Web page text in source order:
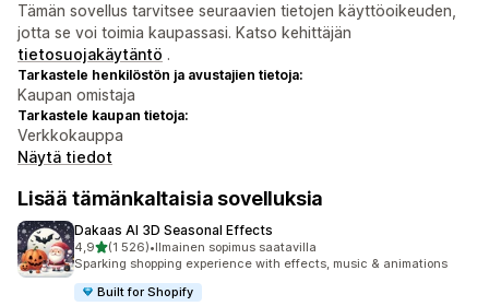
Tämän sovellus tarvitsee seuraavien tietojen käyttöoikeuden,
jotta se voi toimia kaupassasi. Katso kehittäjän
tietosuojakäytäntö .
Tarkastele henkilöstön ja avustajien tietoja:
Kaupan omistaja
Tarkastele kaupan tietoja:
Verkkokauppa
Näytä tiedot
Lisää tämänkaltaisia sovelluksia
Dakaas AI 3D Seasonal Effects
4,9/ 5 tähteä
(1 526)
1526 arvostelua yhteensä
•Ilmainen sopimus saatavilla
Sparking shopping experience with effects, music & animations
Built for Shopify